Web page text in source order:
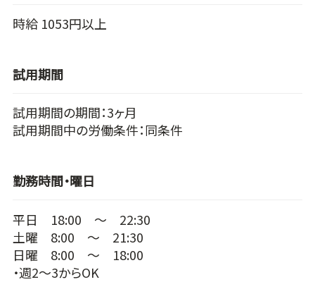
時給 1053円以上
試用期間
試用期間の期間：3ヶ月
試用期間中の労働条件：同条件
勤務時間・曜日
平日 18:00 ～ 22:30
土曜 8:00 ～ 21:30
日曜 8:00 ～ 18:00
・週2～3からOK